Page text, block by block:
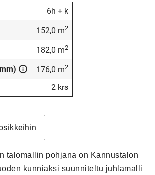
6h + k
152,0 m2
182,0 m2
176,0 m2
2 krs
talomallin pohjana on Kannustalon
kunniaksi suunniteltu juhlamalli